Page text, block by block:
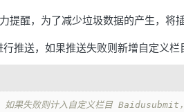
提醒，为了减少垃圾数据的产生，将
推送，如果推送失败则新增自定义栏
如果失败则计入自定义栏目